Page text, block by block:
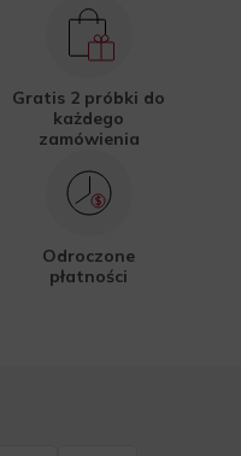
Gratis 2 próbki do
każdego
zamówienia
Odroczone
płatności